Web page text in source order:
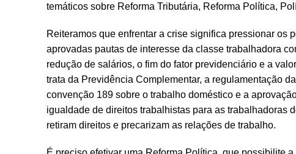
temáticos sobre Reforma Tributária, Reforma Política,
Reiteramos que enfrentar a crise significa pressionar
aprovadas pautas de interesse da classe trabalhadora
redução de salários, o fim do fator previdenciário e a
trata da Previdência Complementar, a regulamentação
convenção 189 sobre o trabalho doméstico e a
igualdade de direitos trabalhistas para as trabalhadoras
retiram direitos e precarizam as relações de trabalho.